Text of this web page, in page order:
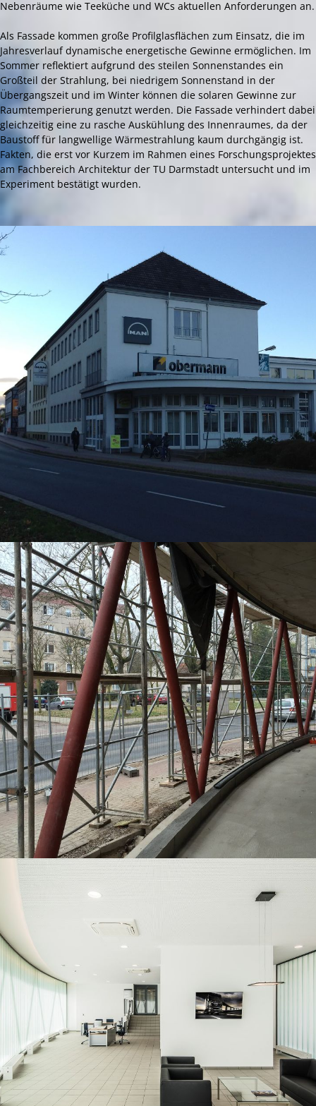
Nebenräume wie Teeküche und WCs aktuellen Anforderungen an.
Als Fassade kommen große Profilglasflächen zum Einsatz, die im
Jahresverlauf dynamische energetische Gewinne ermöglichen. Im
Sommer reflektiert aufgrund des steilen Sonnenstandes ein
Großteil der Strahlung, bei niedrigem Sonnenstand in der
Übergangszeit und im Winter können die solaren Gewinne zur
Raumtemperierung genutzt werden. Die Fassade verhindert dabei
gleichzeitig eine zu rasche Auskühlung des Innenraumes, da der
Baustoff für langwellige Wärmestrahlung kaum durchgängig ist.
Fakten, die erst vor Kurzem im Rahmen eines Forschungsprojektes
am Fachbereich Architektur der TU Darmstadt untersucht und im
Experiment bestätigt wurden.